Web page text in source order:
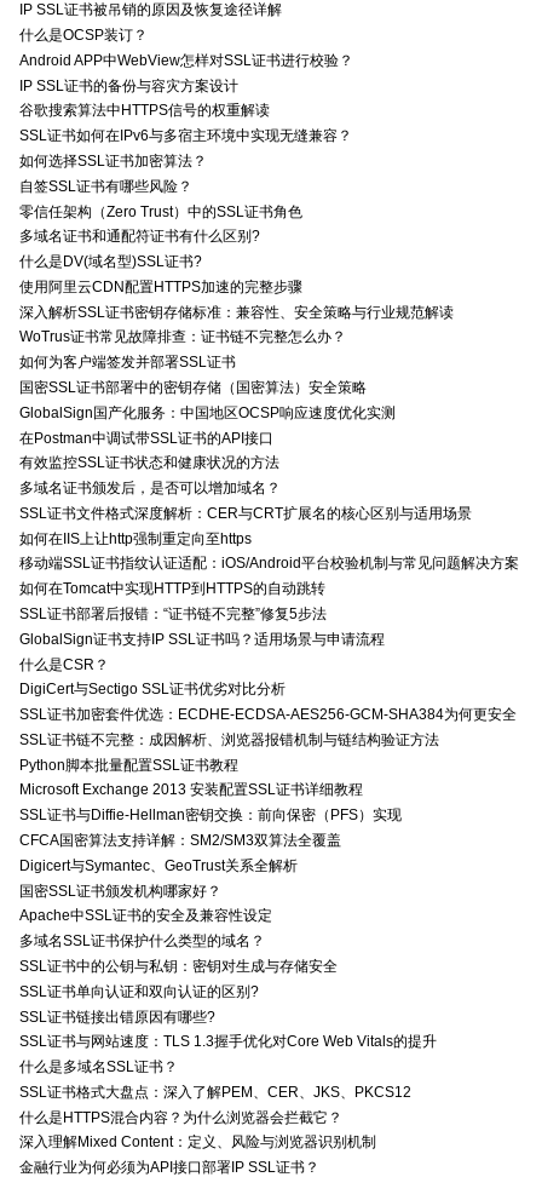
IP SSL证书被吊销的原因及恢复途径详解
什么是OCSP装订？
Android APP中WebView怎样对SSL证书进行校验？
IP SSL证书的备份与容灾方案设计
谷歌搜索算法中HTTPS信号的权重解读
SSL证书如何在IPv6与多宿主环境中实现无缝兼容？
如何选择SSL证书加密算法？
自签SSL证书有哪些风险？
零信任架构（Zero Trust）中的SSL证书角色
多域名证书和通配符证书有什么区别?
什么是DV(域名型)SSL证书?
使用阿里云CDN配置HTTPS加速的完整步骤
深入解析SSL证书密钥存储标准：兼容性、安全策略与行业规范解读
WoTrus证书常见故障排查：证书链不完整怎么办？
如何为客户端签发并部署SSL证书
国密SSL证书部署中的密钥存储（国密算法）安全策略
GlobalSign国产化服务：中国地区OCSP响应速度优化实测
在Postman中调试带SSL证书的API接口
有效监控SSL证书状态和健康状况的方法
多域名证书颁发后，是否可以增加域名？
SSL证书文件格式深度解析：CER与CRT扩展名的核心区别与适用场景
如何在IIS上让http强制重定向至https
移动端SSL证书指纹认证适配：iOS/Android平台校验机制与常见问题解决方案
如何在Tomcat中实现HTTP到HTTPS的自动跳转
SSL证书部署后报错：“证书链不完整”修复5步法
GlobalSign证书支持IP SSL证书吗？适用场景与申请流程
什么是CSR？
DigiCert与Sectigo SSL证书优劣对比分析
SSL证书加密套件优选：ECDHE-ECDSA-AES256-GCM-SHA384为何更安全
SSL证书链不完整：成因解析、浏览器报错机制与链结构验证方法
Python脚本批量配置SSL证书教程
Microsoft Exchange 2013 安装配置SSL证书详细教程
SSL证书与Diffie-Hellman密钥交换：前向保密（PFS）实现
CFCA国密算法支持详解：SM2/SM3双算法全覆盖
Digicert与Symantec、GeoTrust关系全解析
国密SSL证书颁发机构哪家好？
Apache中SSL证书的安全及兼容性设定
多域名SSL证书保护什么类型的域名？
SSL证书中的公钥与私钥：密钥对生成与存储安全
SSL证书单向认证和双向认证的区别?
SSL证书链接出错原因有哪些?
SSL证书与网站速度：TLS 1.3握手优化对Core Web Vitals的提升
什么是多域名SSL证书？
SSL证书格式大盘点：深入了解PEM、CER、JKS、PKCS12
什么是HTTPS混合内容？为什么浏览器会拦截它？
深入理解Mixed Content：定义、风险与浏览器识别机制
金融行业为何必须为API接口部署IP SSL证书？